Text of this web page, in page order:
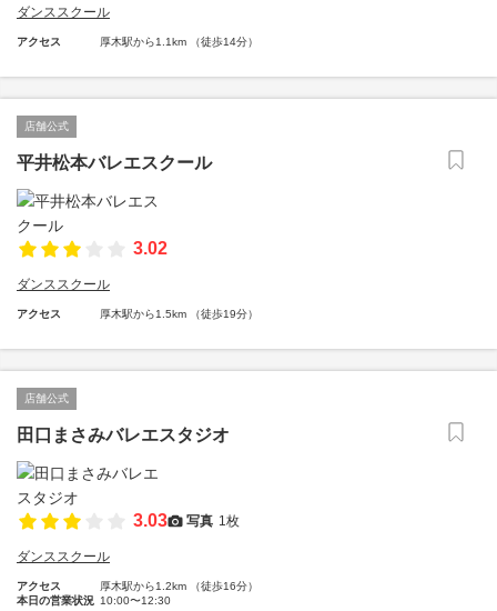
ダンススクール
アクセス 厚木駅から1.1km （徒歩14分）
店舗公式
平井松本バレエスクール
3.02
ダンススクール
アクセス 厚木駅から1.5km （徒歩19分）
店舗公式
田口まさみバレエスタジオ
3.03 写真 1枚
ダンススクール
アクセス
厚木駅から1.2km （徒歩16分）
本日の営業状況 10:00〜12:30